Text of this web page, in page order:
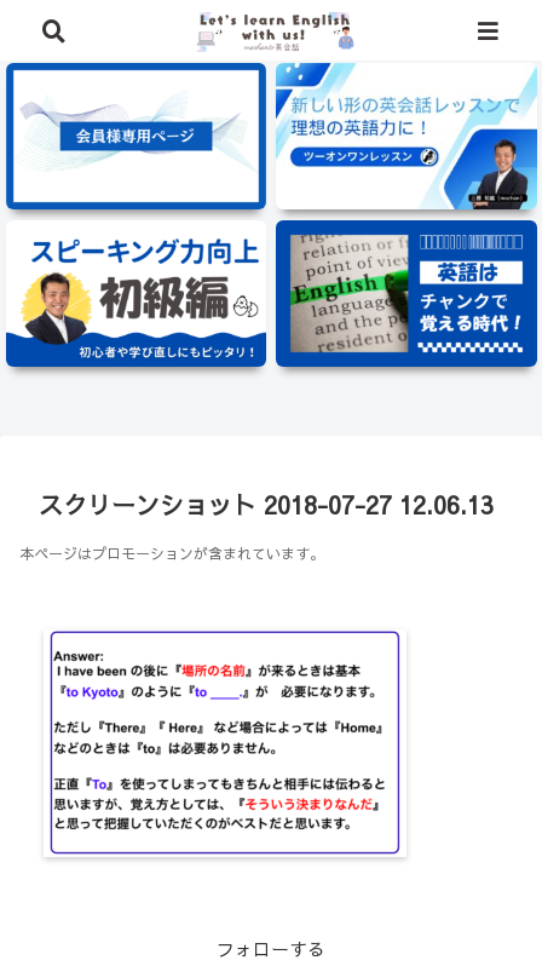
⭐️英語学習に役立つ、豪華特典を無料でプレゼント中⭐️
スクリーンショット 2018-07-27 12.06.13
本ページはプロモーションが含まれています。
フォローする